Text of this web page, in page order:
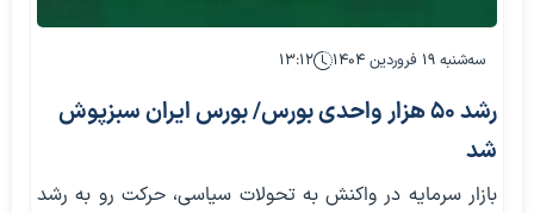
سه‌شنبه ۱۹ فروردین ۱۴۰۴ ۱۳:۱۲
رشد ۵۰ هزار واحدی بورس/ بورس ایران سبزپوش
شد
بازار سرمایه در واکنش به تحولات سیاسی، حرکت رو به رشد